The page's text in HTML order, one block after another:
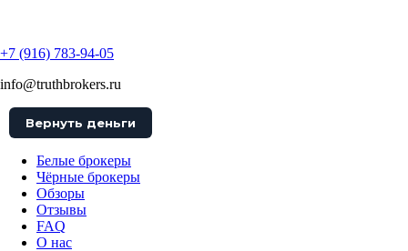
+7 (916) 783-94-05
info@truthbrokers.ru
Вернуть деньги
Белые брокеры
Чёрные брокеры
Обзоры
Отзывы
FAQ
О нас